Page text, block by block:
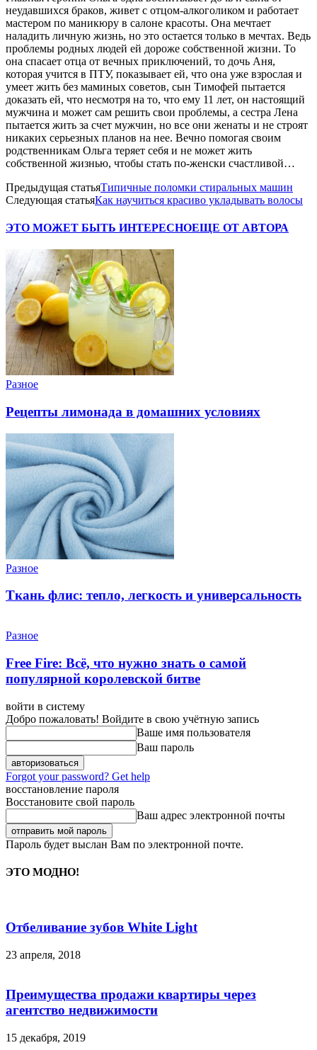
неудавшихся браков, живет с отцом-алкоголиком и работает
мастером по маникюру в салоне красоты. Она мечтает
наладить личную жизнь, но это остается только в мечтах. Ведь
проблемы родных людей ей дороже собственной жизни. То
она спасает отца от вечных приключений, то дочь Аня,
которая учится в ПТУ, показывает ей, что она уже взрослая и
умеет жить без маминых советов, сын Тимофей пытается
доказать ей, что несмотря на то, что ему 11 лет, он настоящий
мужчина и может сам решить свои проблемы, а сестра Лена
пытается жить за счет мужчин, но все они женаты и не строят
никаких серьезных планов на нее. Вечно помогая своим
родственникам Ольга теряет себя и не может жить
собственной жизнью, чтобы стать по-женски счастливой…
Предыдущая статьяТипичные поломки стиральных машин
Следующая статьяКак научиться красиво укладывать волосы
ЭТО МОЖЕТ БЫТЬ ИНТЕРЕСНОЕЩЕ ОТ АВТОРА
Разное
Рецепты лимонада в домашних условиях
Разное
Ткань флис: тепло, легкость и универсальность
Разное
Free Fire: Всё, что нужно знать о самой
популярной королевской битве
войти в систему
Добро пожаловать! Войдите в свою учётную запись
Ваше имя пользователя
Ваш пароль
Forgot your password? Get help
восстановление пароля
Восстановите свой пароль
Ваш адрес электронной почты
Пароль будет выслан Вам по электронной почте.
ЭТО МОДНО!
Отбеливание зубов White Light
23 апреля, 2018
Преимущества продажи квартиры через
агентство недвижимости
15 декабря, 2019